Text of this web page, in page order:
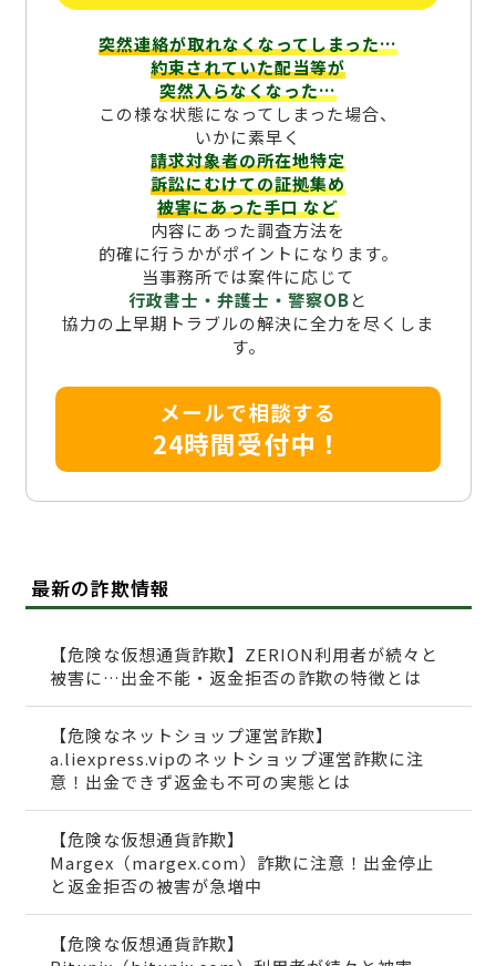
突然連絡が取れなくなってしまった…
約束されていた配当等が
突然入らなくなった…
この様な状態になってしまった場合、
いかに素早く
請求対象者の所在地特定
訴訟にむけての証拠集め
被害にあった手口など
内容にあった調査方法を
的確に行うかがポイントになります。
当事務所では案件に応じて
行政書士・弁護士・警察OBと
協力の上早期トラブルの解決に全力を尽くしま
す。
メールで相談する
24時間受付中！
最新の詐欺情報
【危険な仮想通貨詐欺】ZERION利用者が続々と
被害に…出金不能・返金拒否の詐欺の特徴とは
【危険なネットショップ運営詐欺】
a.liexpress.vipのネットショップ運営詐欺に注
意！出金できず返金も不可の実態とは
【危険な仮想通貨詐欺】
Margex（margex.com）詐欺に注意！出金停止
と返金拒否の被害が急増中
【危険な仮想通貨詐欺】